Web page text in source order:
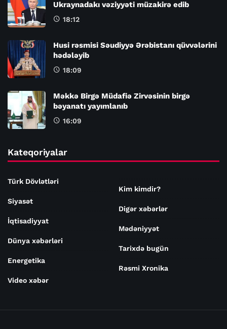
Ukraynadakı vəziyyəti müzakirə edib
18:12
Husi rəsmisi Səudiyyə Ərəbistanı qüvvələrini
hədələyib
18:09
Məkkə Birgə Müdafiə Zirvəsinin birgə
bəyanatı yayımlanıb
16:09
Kateqoriyalar
Türk Dövlətləri
Siyasət
İqtisadiyyat
Dünya xəbərləri
Energetika
Video xəbər
Kim kimdir?
Digər xəbərlər
Mədəniyyət
Tarixdə bugün
Rəsmi Xronika